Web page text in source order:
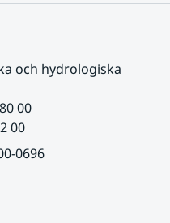
och hydrologiska
00
00
0696